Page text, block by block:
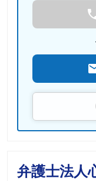
弁護士法人